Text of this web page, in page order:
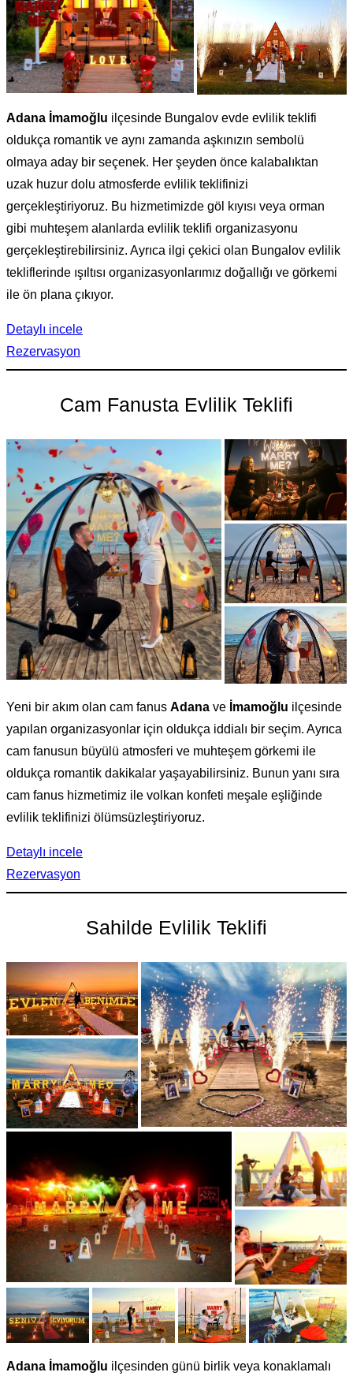
Adana İmamoğlu ilçesinde Bungalov evde evlilik teklifi
oldukça romantik ve aynı zamanda aşkınızın sembolü
olmaya aday bir seçenek. Her şeyden önce kalabalıktan
uzak huzur dolu atmosferde evlilik teklifinizi
gerçekleştiriyoruz. Bu hizmetimizde göl kıyısı veya orman
gibi muhteşem alanlarda evlilik teklifi organizasyonu
gerçekleştirebilirsiniz. Ayrıca ilgi çekici olan Bungalov evlilik
tekliflerinde ışıltısı organizasyonlarımız doğallığı ve görkemi
ile ön plana çıkıyor.
Detaylı incele
Rezervasyon
Cam Fanusta Evlilik Teklifi
Yeni bir akım olan cam fanus Adana ve İmamoğlu ilçesinde
yapılan organizasyonlar için oldukça iddialı bir seçim. Ayrıca
cam fanusun büyülü atmosferi ve muhteşem görkemi ile
oldukça romantik dakikalar yaşayabilirsiniz. Bunun yanı sıra
cam fanus hizmetimiz ile volkan konfeti meşale eşliğinde
evlilik teklifinizi ölümsüzleştiriyoruz.
Detaylı incele
Rezervasyon
Sahilde Evlilik Teklifi
Adana İmamoğlu ilçesinden günü birlik veya konaklamalı